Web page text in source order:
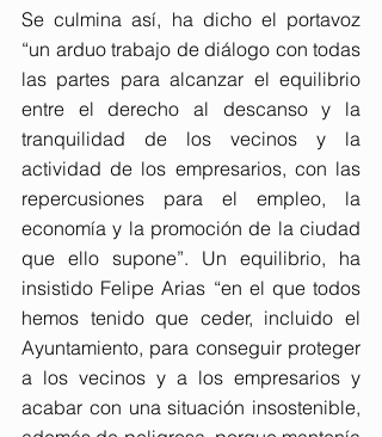
Se culmina así, ha dicho el portavoz
“un arduo trabajo de diálogo con todas
las partes para alcanzar el equilibrio
entre el derecho al descanso y la
tranquilidad de los vecinos y la
actividad de los empresarios, con las
repercusiones para el empleo, la
economía y la promoción de la ciudad
que ello supone”. Un equilibrio, ha
insistido Felipe Arias “en el que todos
hemos tenido que ceder, incluido el
Ayuntamiento, para conseguir proteger
a los vecinos y a los empresarios y
acabar con una situación insostenible,